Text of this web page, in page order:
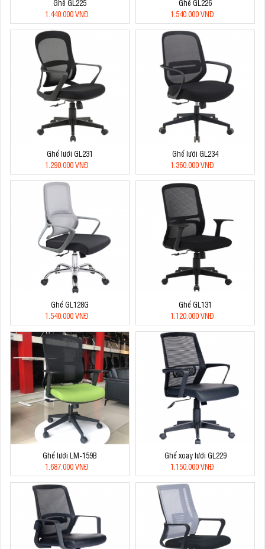
Ghế GL225
1.440.000 VNĐ
Ghế GL226
1.540.000 VNĐ
Ghế lưới GL231
1.290.000 VNĐ
Ghế lưới GL234
1.360.000 VNĐ
Ghế GL128G
1.540.000 VNĐ
Ghế GL131
1.120.000 VNĐ
Ghế lưới LM-159B
1.687.000 VNĐ
Ghế xoay lưới GL229
1.150.000 VNĐ